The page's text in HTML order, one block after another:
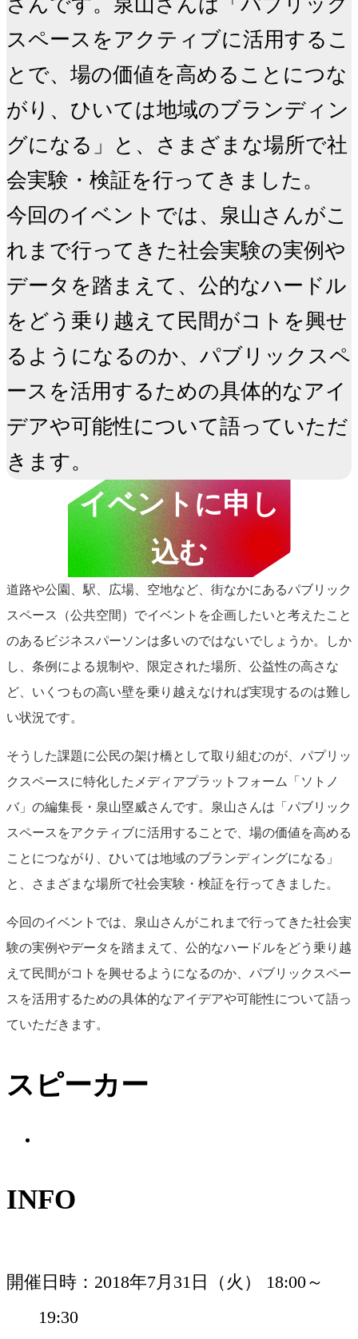
スペースをアクティブに活用するこ
とで、場の価値を高めることにつな
がり、ひいては地域のブランディン
グになる」と、さまざまな場所で社
会実験・検証を行ってきました。
今回のイベントでは、泉山さんがこ
れまで行ってきた社会実験の実例や
データを踏まえて、公的なハードル
をどう乗り越えて民間がコトを興せ
るようになるのか、パブリックスペ
ースを活用するための具体的なアイ
デアや可能性について語っていただ
きます。
イベントに申し
込む
道路や公園、駅、広場、空地など、街なかにあるパブリック
スペース（公共空間）でイベントを企画したいと考えたこと
のあるビジネスパーソンは多いのではないでしょうか。しか
し、条例による規制や、限定された場所、公益性の高さな
ど、いくつもの高い壁を乗り越えなければ実現するのは難し
い状況です。
そうした課題に公民の架け橋として取り組むのが、パプリッ
クスペースに特化したメディアプラットフォーム「ソトノ
バ」の編集長・泉山塁威さんです。泉山さんは「パブリック
スペースをアクティブに活用することで、場の価値を高める
ことにつながり、ひいては地域のブランディングになる」
と、さまざまな場所で社会実験・検証を行ってきました。
今回のイベントでは、泉山さんがこれまで行ってきた社会実
験の実例やデータを踏まえて、公的なハードルをどう乗り越
えて民間がコトを興せるようになるのか、パブリックスペー
スを活用するための具体的なアイデアや可能性について語っ
ていただきます。
スピーカー
泉山 塁威
ソトノバ編集長／東
京大学先端科学技術
INFO
開催日時
2018年7月31日（火） 18:00～
19:30